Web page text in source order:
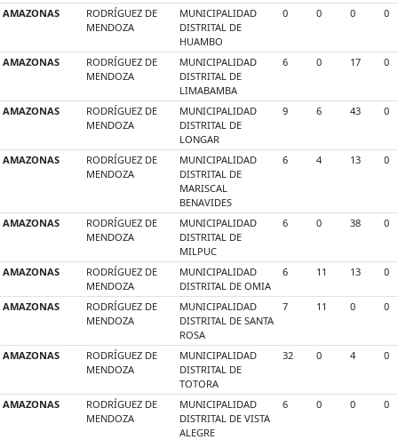
AMAZONAS
RODRÍGUEZ DE
MENDOZA
MUNICIPALIDAD
DISTRITAL DE
HUAMBO
0 0 0 0
AMAZONAS
RODRÍGUEZ DE
MENDOZA
MUNICIPALIDAD
DISTRITAL DE
LIMABAMBA
6 0 17 0
AMAZONAS
RODRÍGUEZ DE
MENDOZA
MUNICIPALIDAD
DISTRITAL DE
LONGAR
9 6 43 0
AMAZONAS
RODRÍGUEZ DE
MENDOZA
MUNICIPALIDAD
DISTRITAL DE
MARISCAL
BENAVIDES
6 4 13 0
AMAZONAS
RODRÍGUEZ DE
MENDOZA
MUNICIPALIDAD
DISTRITAL DE
MILPUC
6 0 38 0
AMAZONAS
RODRÍGUEZ DE
MENDOZA
MUNICIPALIDAD
DISTRITAL DE OMIA
6 11 13 0
AMAZONAS
RODRÍGUEZ DE
MENDOZA
MUNICIPALIDAD
DISTRITAL DE SANTA
ROSA
7 11 0 0
AMAZONAS
RODRÍGUEZ DE
MENDOZA
MUNICIPALIDAD
DISTRITAL DE
TOTORA
32 0 4 0
AMAZONAS
RODRÍGUEZ DE
MENDOZA
MUNICIPALIDAD
DISTRITAL DE VISTA
ALEGRE
6 0 0 0